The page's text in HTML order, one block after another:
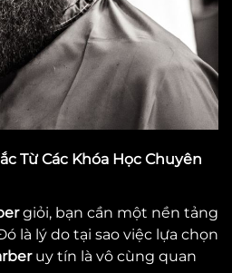
Từ Các Khóa Học Chuyên
giỏi, bạn cần một nền tảng
là lý do tại sao việc lựa chọn
uy tín là vô cùng quan